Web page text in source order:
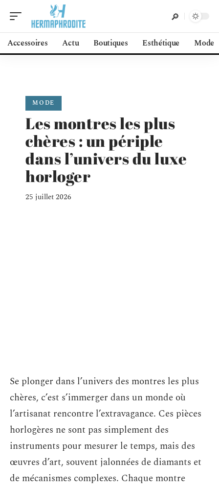
Accessoires Actu Boutiques Esthétique Mode
MODE
Les montres les plus
chères : un périple
dans l’univers du luxe
horloger
25 juillet 2026
Se plonger dans l’univers des montres les plus
chères, c’est s’immerger dans un monde où
l’artisanat rencontre l’extravagance. Ces pièces
horlogères ne sont pas simplement des
instruments pour mesurer le temps, mais des
œuvres d’art, souvent jalonnées de diamants et
de mécanismes complexes. Chaque montre